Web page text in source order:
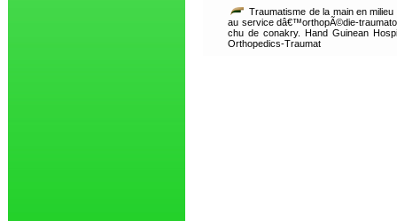
Traumatisme de la main en
au service dâ€™orthopÃ©die-
chu de conakry. Hand Guinean
Orthopedics-Traumat